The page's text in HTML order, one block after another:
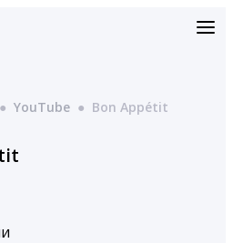
● YouTube ● Bon Appétit